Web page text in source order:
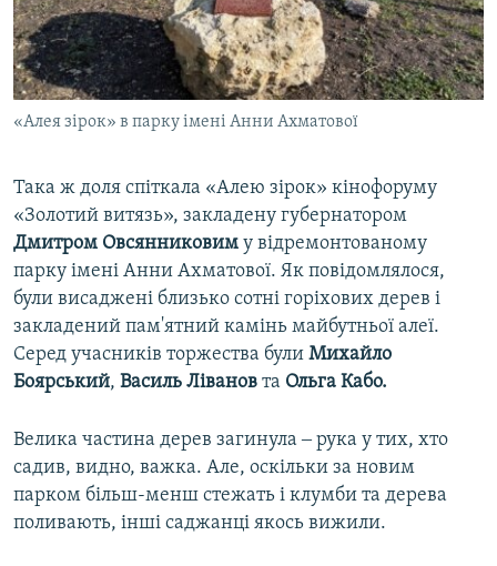
«Алея зірок» в парку імені Анни Ахматової
Така ж доля спіткала «Алею зірок» кінофоруму
«Золотий витязь», закладену губернатором
Дмитром Овсянниковим у відремонтованому
парку імені Анни Ахматової. Як повідомлялося,
були висаджені близько сотні горіхових дерев і
закладений пам'ятний камінь майбутньої алеї.
Серед учасників торжества були Михайло
Боярський, Василь Ліванов та Ольга Кабо.
Велика частина дерев загинула ‒ рука у тих, хто
садив, видно, важка. Але, оскільки за новим
парком більш-менш стежать і клумби та дерева
поливають, інші саджанці якось вижили.